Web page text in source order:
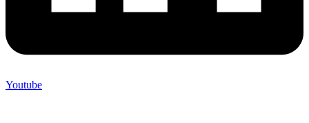
Youtube